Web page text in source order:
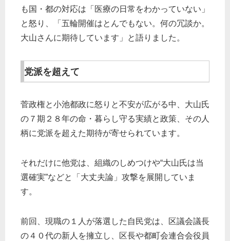
も国・都の対応は「医療の日常をわかっていない」
と怒り、「五輪開催はとんでもない。何の冗談か。
大山さんに期待しています」と語りました。
党派を超えて
菅政権と小池都政に怒りと不安が広がる中、大山氏
の７期２８年の命・暮らし守る実績と政策、その人
柄に党派を超えた期待が寄せられています。
それだけに他党は、組織のしめつけや“大山氏は当
選確実”などと「大丈夫論」攻撃を展開していま
す。
前回、現職の１人が落選した自民党は、区議会議長
の４０代の新人を擁立し、区長や都町会連合会役員